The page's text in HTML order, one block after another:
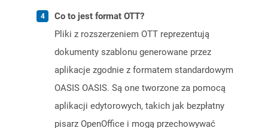
Co to jest format OTT?
Pliki z rozszerzeniem OTT reprezentują
dokumenty szablonu generowane przez
aplikacje zgodnie z formatem standardowym
OASIS OASIS. Są one tworzone za pomocą
aplikacji edytorowych, takich jak bezpłatny
pisarz OpenOffice i mogą przechowywać